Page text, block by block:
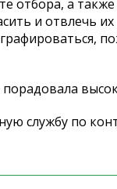
отбора, а
и отвлечь
службу по